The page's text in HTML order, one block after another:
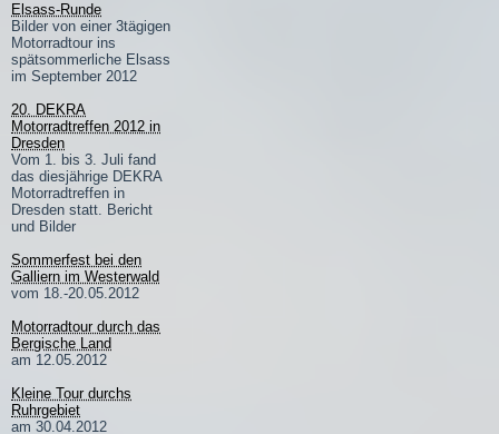
Elsass-Runde
Bilder von einer 3tägigen
Motorradtour ins
spätsommerliche Elsass
im September 2012
20. DEKRA
Motorradtreffen 2012 in
Dresden
Vom 1. bis 3. Juli fand
das diesjährige DEKRA
Motorradtreffen in
Dresden statt. Bericht
und Bilder
Sommerfest bei den
Galliern im Westerwald
vom 18.-20.05.2012
Motorradtour durch das
Bergische Land
am 12.05.2012
Kleine Tour durchs
Ruhrgebiet
am 30.04.2012